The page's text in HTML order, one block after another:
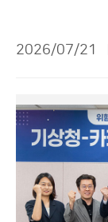
16년 태풍 차바
피해까지 있었
생이 우려되는
2026/07/21